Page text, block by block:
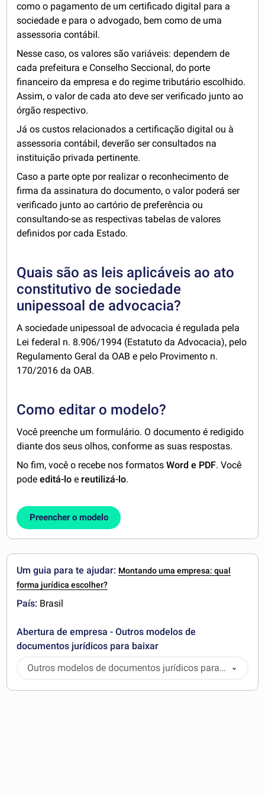
como o pagamento de um certificado digital para a
sociedade e para o advogado, bem como de uma
assessoria contábil.
Nesse caso, os valores são variáveis: dependem de
cada prefeitura e Conselho Seccional, do porte
financeiro da empresa e do regime tributário escolhido.
Assim, o valor de cada ato deve ser verificado junto ao
órgão respectivo.
Já os custos relacionados a certificação digital ou à
assessoria contábil, deverão ser consultados na
instituição privada pertinente.
Caso a parte opte por realizar o reconhecimento de
firma da assinatura do documento, o valor poderá ser
verificado junto ao cartório de preferência ou
consultando-se as respectivas tabelas de valores
definidos por cada Estado.
Quais são as leis aplicáveis ao ato
constitutivo de sociedade
unipessoal de advocacia?
A sociedade unipessoal de advocacia é regulada pela
Lei federal n. 8.906/1994 (Estatuto da Advocacia), pelo
Regulamento Geral da OAB e pelo Provimento n.
170/2016 da OAB.
Como editar o modelo?
Você preenche um formulário. O documento é redigido
diante dos seus olhos, conforme as suas respostas.
No fim, você o recebe nos formatosWord e PDF. Você
podeeditá-lo e reutilizá-lo.
Preencher o modelo
Um guia para te ajudar: Montando uma empresa: qual
forma jurídica escolher?
País: Brasil
Abertura de empresa - Outros modelos de
documentos jurídicos para baixar
Outros modelos de documentos jurídicos para
baixar